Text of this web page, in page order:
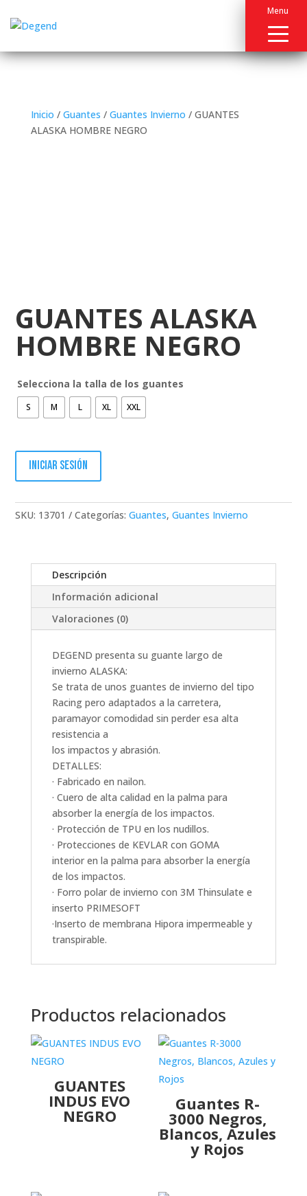
Menu
Inicio / Guantes / Guantes Invierno / GUANTES
ALASKA HOMBRE NEGRO
GUANTES ALASKA
HOMBRE NEGRO
Selecciona la talla de los guantes
S M L XL XXL
Iniciar sesión
SKU: 13701 Categorías:Guantes,Guantes Invierno
Descripción
Información adicional
Valoraciones (0)
DEGEND presenta su guante largo de
invierno ALASKA:
Se trata de unos guantes de invierno del tipo
Racing pero adaptados a la carretera,
paramayor comodidad sin perder esa alta
resistencia a
los impactos y abrasión.
DETALLES:
· Fabricado en nailon.
· Cuero de alta calidad en la palma para
absorber la energía de los impactos.
· Protección de TPU en los nudillos.
· Protecciones de KEVLAR con GOMA
interior en la palma para absorber la energía
de los impactos.
· Forro polar de invierno con 3M Thinsulate e
inserto PRIMESOFT
·Inserto de membrana Hipora impermeable y
transpirable.
Productos relacionados
GUANTES
INDUS EVO
NEGRO
Guantes R-
3000 Negros,
Blancos, Azules
y Rojos